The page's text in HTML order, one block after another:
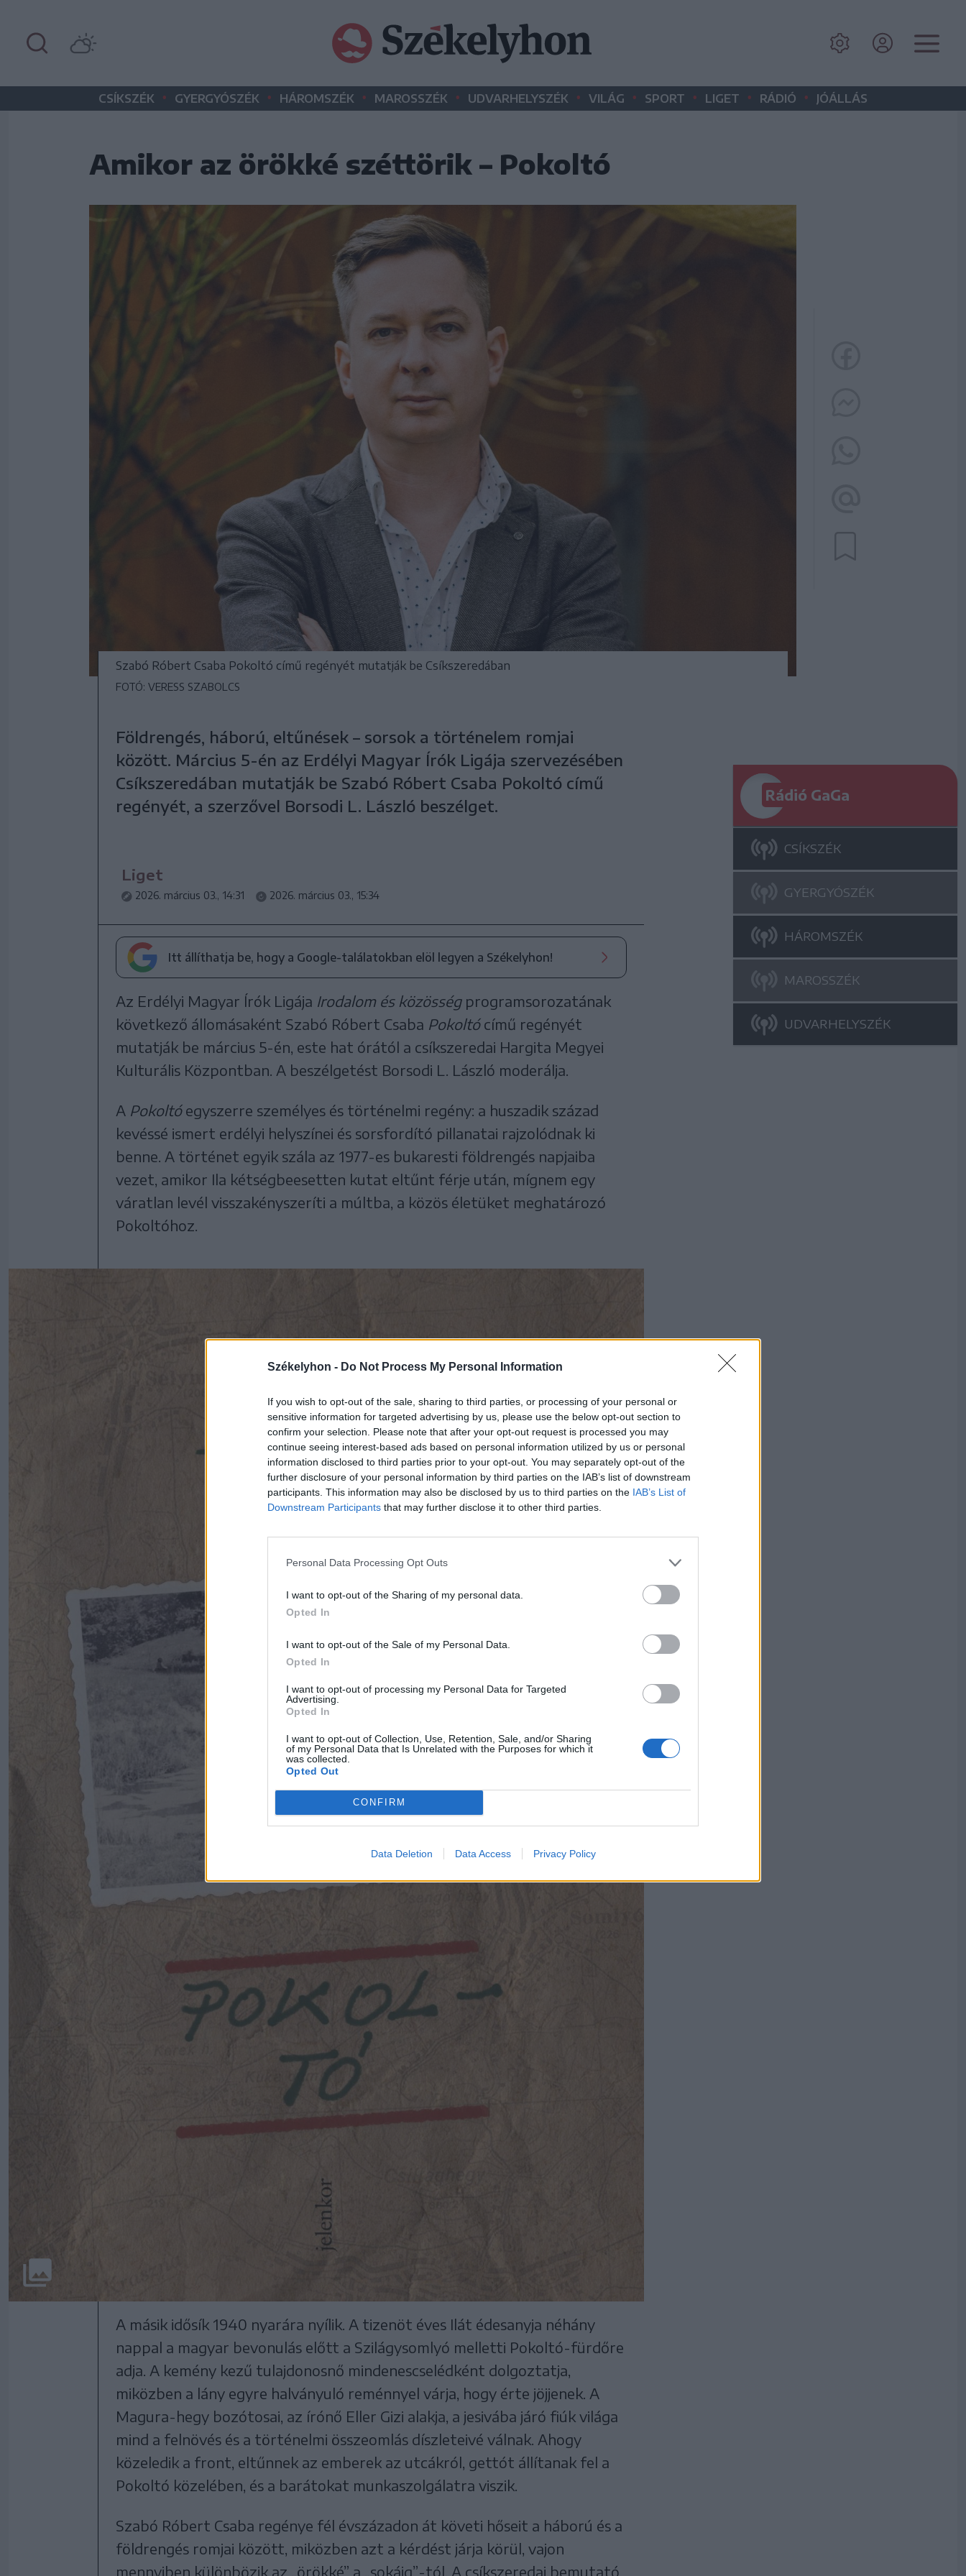
Székelyhon - Do Not Process My Personal Information
If you wish to opt-out of the sale, sharing to third parties, or processing of your personal or
sensitive information for targeted advertising by us, please use the below opt-out section to
confirm your selection. Please note that after your opt-out request is processed you may
continue seeing interest-based ads based on personal information utilized by us or personal
information disclosed to third parties prior to your opt-out. You may separately opt-out of the
further disclosure of your personal information by third parties on the IAB’s list of downstream
participants. This information may also be disclosed by us to third parties on the IAB’s List of
Downstream Participants that may further disclose it to other third parties.
Personal Data Processing Opt Outs
I want to opt-out of the Sharing of my personal data.
Opted In
I want to opt-out of the Sale of my Personal Data.
Opted In
I want to opt-out of processing my Personal Data for Targeted
Advertising.
Opted In
I want to opt-out of Collection, Use, Retention, Sale, and/or Sharing
of my Personal Data that Is Unrelated with the Purposes for which it
was collected.
Opted Out
CONFIRM
Data Deletion Data Access Privacy Policy
CSÍKSZÉK • GYERGYÓSZÉK • HÁROMSZÉK • MAROSSZÉK • UDVARHELYSZÉK • VILÁG • SPORT • LIGET • RÁDIÓ • JÓÁLLÁS
Amikor az örökké széttörik – Pokoltó
Szabó Róbert Csaba Pokoltó című regényét mutatják be Csíkszeredában
FOTÓ: VERESS SZABOLCS
Földrengés, háború, eltűnések – sorsok a történelem romjai
között. Március 5-én az Erdélyi Magyar Írók Ligája szervezésében
Csíkszeredában mutatják be Szabó Róbert Csaba Pokoltó című
regényét, a szerzővel Borsodi L. László beszélget.
Liget
2026. március 03., 14:31 2026. március 03., 15:34
Itt állíthatja be, hogy a Google-találatokban elöl legyen a Székelyhon!
Az Erdélyi Magyar Írók Ligája Irodalom és közösségprogramsorozatának
következő állomásaként Szabó Róbert Csaba Pokoltócímű regényét
mutatják be március 5-én, este hat órától a csíkszeredai Hargita Megyei
Kulturális Központban. A beszélgetést Borsodi L. László moderálja.
A Pokoltóegyszerre személyes és történelmi regény: a huszadik század
kevéssé ismert erdélyi helyszínei és sorsfordító pillanatai rajzolódnak ki
benne. A történet egyik szála az 1977-es bukaresti földrengés napjaiba
vezet, amikor Ila kétségbeesetten kutat eltűnt férje után, mígnem egy
váratlan levél visszakényszeríti a múltba, a közös életüket meghatározó
Pokoltóhoz.
A másik idősík 1940 nyarára nyílik. A tizenöt éves Ilát édesanyja néhány
nappal a magyar bevonulás előtt a Szilágysomlyó melletti Pokoltó-fürdőre
adja. A kemény kezű tulajdonosnő mindenescselédként dolgoztatja,
miközben a lány egyre halványuló reménnyel várja, hogy érte jöjjenek. A
Magura-hegy bozótosai, az írónő Eller Gizi alakja, a jesivába járó fiúk világa
mind a felnövés és a történelmi összeomlás díszleteivé válnak. Ahogy
közeledik a front, eltűnnek az emberek az utcákról, gettót állítanak fel a
Pokoltó közelében, és a barátokat munkaszolgálatra viszik.
Szabó Róbert Csaba regénye fél évszázadon át követi hőseit a háború és a
földrengés romjai között, miközben azt a kérdést járja körül, vajon
mennyiben különbözik az „örökké” a „sokáig”-tól. A csíkszeredai bemutató
Rádió GaGa
CSÍKSZÉK
GYERGYÓSZÉK
HÁROMSZÉK
MAROSSZÉK
UDVARHELYSZÉK